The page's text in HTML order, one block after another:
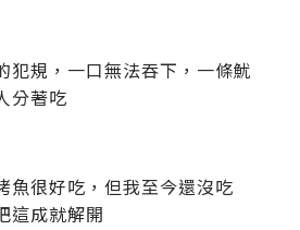
犯規，一口無法吞下，一條魷
分著吃
魚很好吃，但我至今還沒吃
這成就解開